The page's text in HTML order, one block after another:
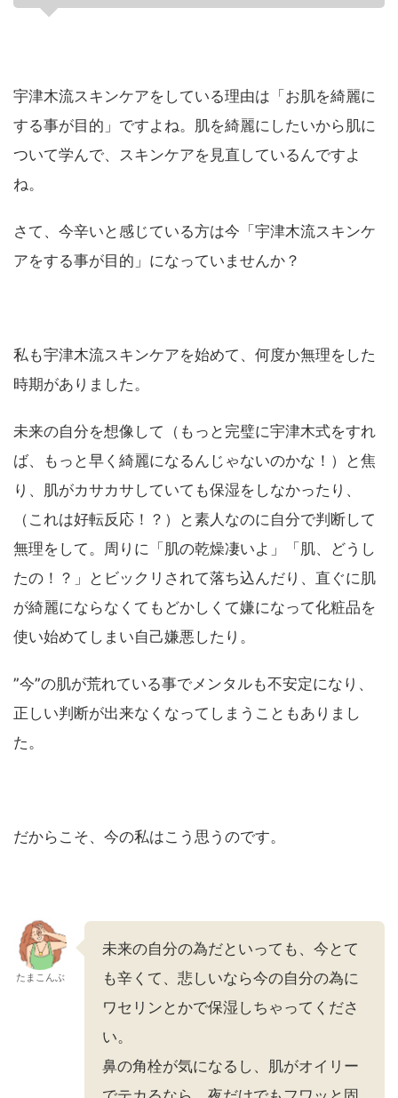
宇津木流スキンケアをしている理由は「お肌を綺麗に
する事が目的」ですよね。肌を綺麗にしたいから肌に
ついて学んで、スキンケアを見直しているんですよ
ね。
さて、今辛いと感じている方は今「宇津木流スキンケ
アをする事が目的」になっていませんか？
私も宇津木流スキンケアを始めて、何度か無理をした
時期がありました。
未来の自分を想像して（もっと完璧に宇津木式をすれ
ば、もっと早く綺麗になるんじゃないのかな！）と焦
り、肌がカサカサしていても保湿をしなかったり、
（これは好転反応！？）と素人なのに自分で判断して
無理をして。周りに「肌の乾燥凄いよ」「肌、どうし
たの！？」とビックリされて落ち込んだり、直ぐに肌
が綺麗にならなくてもどかしくて嫌になって化粧品を
使い始めてしまい自己嫌悪したり。
”今”の肌が荒れている事でメンタルも不安定になり、
正しい判断が出来なくなってしまうこともありまし
た。
だからこそ、今の私はこう思うのです。
たまこんぶ
未来の自分の為だといっても、今とて
も辛くて、悲しいなら今の自分の為に
ワセリンとかで保湿しちゃってくださ
い。
鼻の角栓が気になるし、肌がオイリー